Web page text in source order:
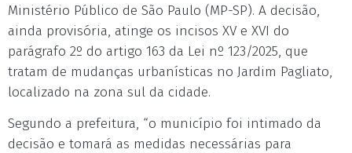
Ministério Público de São Paulo (MP-SP). A decisão,
ainda provisória, atinge os incisos XV e XVI do
parágrafo 2º do artigo 163 da Lei nº 123/2025, que
tratam de mudanças urbanísticas no Jardim Pagliato,
localizado na zona sul da cidade.
Segundo a prefeitura, “o município foi intimado da
decisão e tomará as medidas necessárias para